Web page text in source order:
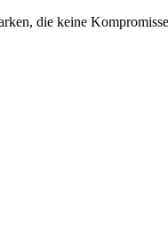
die keine